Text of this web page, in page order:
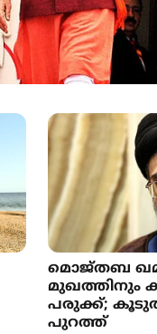
മൊജ്തബ
മുഖത്തിനും
പരുക്ക്;
പുറത്ത്